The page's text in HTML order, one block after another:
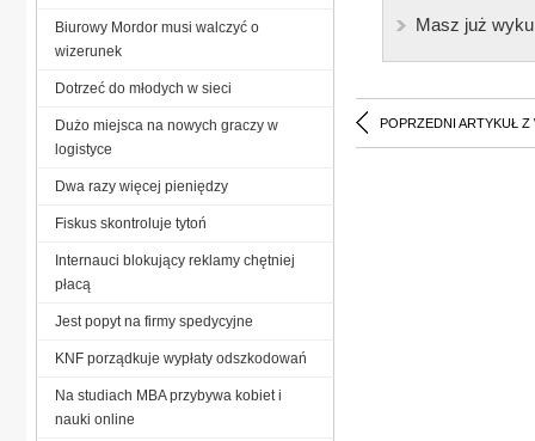
Masz już
POPRZEDNI ARTYKUŁ Z
Biurowy Mordor musi walczyć o
wizerunek
Dotrzeć do młodych w sieci
Dużo miejsca na nowych graczy w
logistyce
Dwa razy więcej pieniędzy
Fiskus skontroluje tytoń
Internauci blokujący reklamy chętniej
płacą
Jest popyt na firmy spedycyjne
KNF porządkuje wypłaty odszkodowań
Na studiach MBA przybywa kobiet i
nauki online